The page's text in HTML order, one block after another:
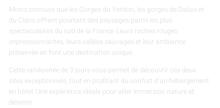
Moins connues que les Gorges du Verdon, les gorges de Daluis et
du Cians offrent pourtant des paysages parmi les plus
spectaculaires du sud de la France. Leurs roches rouges
impressionnantes, leurs vallées sauvages et leur ambiance
préservée en font une destination unique.
Cette randonnée de 3 jours vous permet de découvrir ces deux
sites exceptionnels, tout en profitant du confort d’un hébergement
en hôtel. Une expérience idéale pour allier immersion nature et
détente.